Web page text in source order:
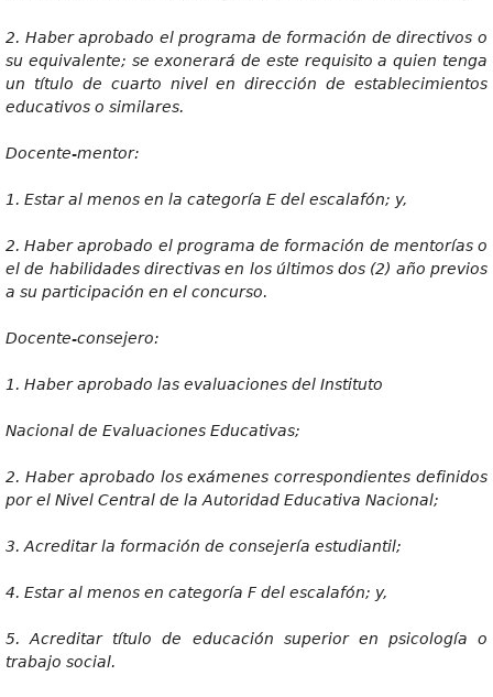
2. Haber aprobado el programa de formación de directivos o
su equivalente; se exonerará de este requisito a quien tenga
un título de cuarto nivel en dirección de establecimientos
educativos o similares.
Docente-mentor:
1. Estar al menos en la categoría E del escalafón; y,
2. Haber aprobado el programa de formación de mentorías o
el de habilidades directivas en los últimos dos (2) año previos
a su participación en el concurso.
Docente-consejero:
1. Haber aprobado las evaluaciones del Instituto
Nacional de Evaluaciones Educativas;
2. Haber aprobado los exámenes correspondientes definidos
por el Nivel Central de la Autoridad Educativa Nacional;
3. Acreditar la formación de consejería estudiantil;
4. Estar al menos en categoría F del escalafón; y,
5. Acreditar título de educación superior en psicología o
trabajo social.